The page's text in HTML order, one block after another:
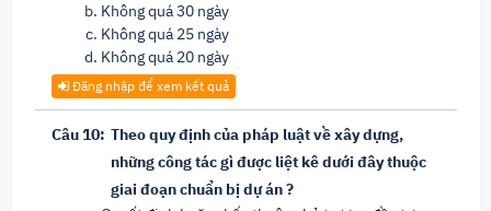
Không quá 30 ngày
Không quá 25 ngày
Không quá 20 ngày
Đăng nhập để xem kết quả
Câu 10: Theo quy định của pháp luật về xây dựng,
những công tác gì được liệt kê dưới đây thuộc
giai đoạn chuẩn bị dự án ?